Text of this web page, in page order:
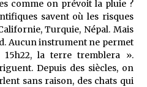
comme on prévoit la pluie ?
savent où les risques
Turquie, Népal. Mais
Aucun instrument ne permet
15h22, la terre tremblera ».
Depuis des siècles, on
sans raison, des chats qui